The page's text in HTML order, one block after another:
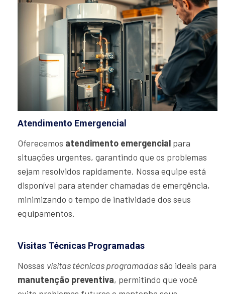
Atendimento Emergencial
Oferecemos atendimento emergencial para
situações urgentes, garantindo que os problemas
sejam resolvidos rapidamente. Nossa equipe está
disponível para atender chamadas de emergência,
minimizando o tempo de inatividade dos seus
equipamentos.
Visitas Técnicas Programadas
Nossas visitas técnicas programadassão ideais para
manutenção preventiva, permitindo que você